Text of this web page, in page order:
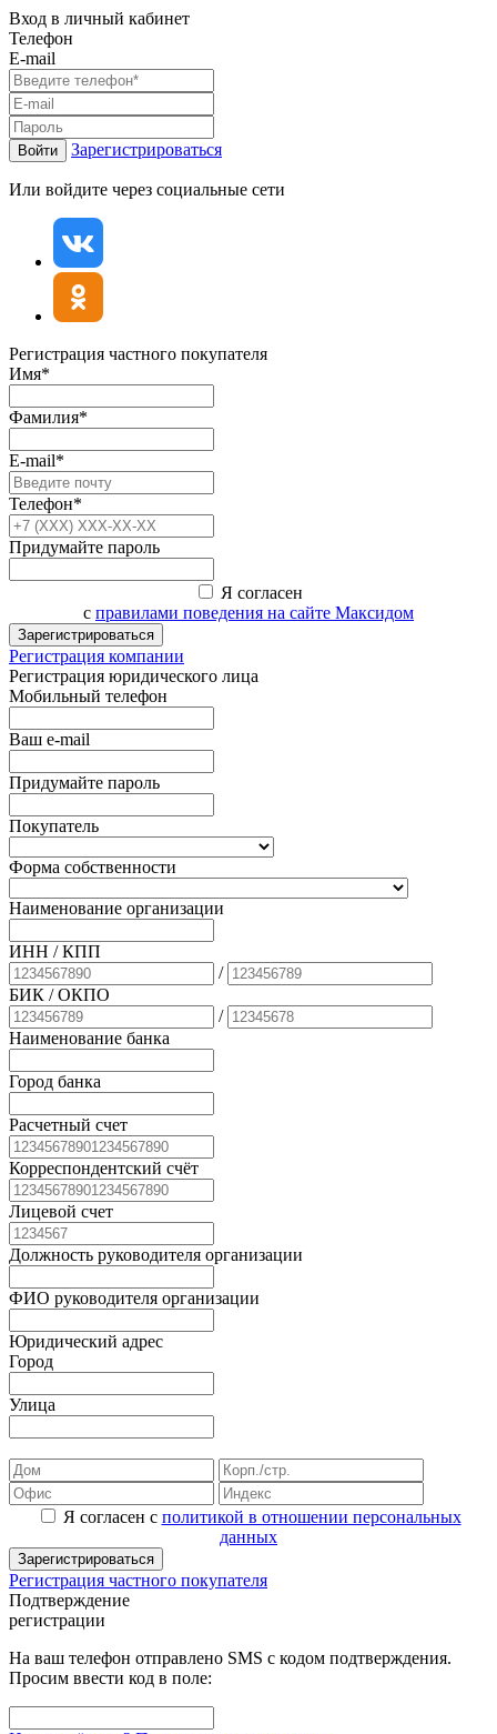
Вход в личный кабинет
Телефон
E-mail
Войти Зарегистрироваться
Или войдите через социальные сети
Регистрация частного покупателя
Имя*
Фамилия*
E-mail*
Телефон*
Придумайте пароль
Я согласен
с правилами поведения на сайте Максидом
Зарегистрироваться
Регистрация компании
Регистрация юридического лица
Мобильный телефон
Ваш e-mail
Придумайте пароль
Покупатель
Форма собственности
Наименование организации
ИНН / КПП
/
БИК / ОКПО
/
Наименование банка
Город банка
Расчетный счет
Корреспондентский счёт
Лицевой счет
Должность руководителя организации
ФИО руководителя организации
Юридический адрес
Город
Улица
Я согласен с политикой в отношении персональных
данных
Зарегистрироваться
Регистрация частного покупателя
Подтверждение
регистрации
На ваш телефон отправлено SMS с кодом подтверждения.
Просим ввести код в поле: